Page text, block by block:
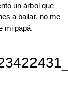
un árbol que
a bailar, no me
mi papá.